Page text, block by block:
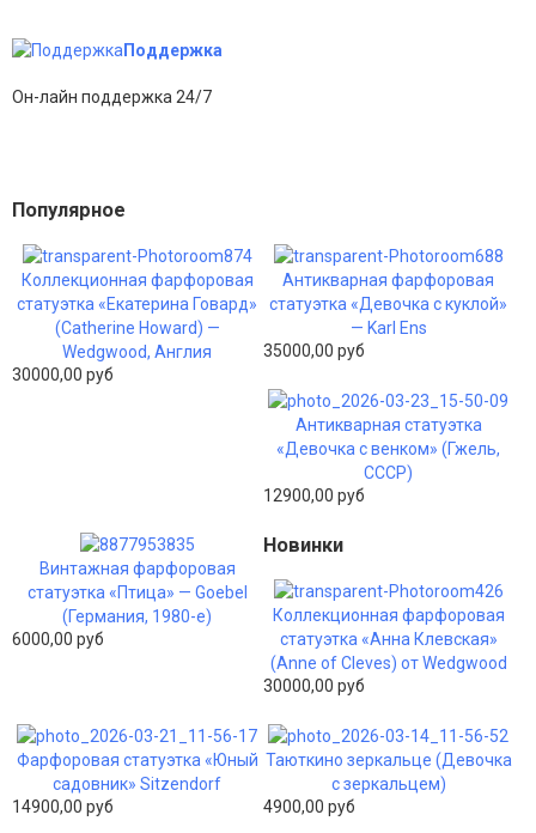
Поддержка
Он-лайн поддержка 24/7
Популярное
Коллекционная фарфоровая
статуэтка «Екатерина Говард»
(Catherine Howard) —
Wedgwood, Англия
30000,00 руб
Антикварная фарфоровая
статуэтка «Девочка с куклой»
— Karl Ens
35000,00 руб
Антикварная статуэтка
«Девочка с венком» (Гжель,
СССР)
12900,00 руб
Винтажная фарфоровая
статуэтка «Птица» — Goebel
(Германия, 1980-е)
6000,00 руб
Новинки
Коллекционная фарфоровая
статуэтка «Анна Клевская»
(Anne of Cleves) от Wedgwood
30000,00 руб
Фарфоровая статуэтка «Юный
садовник» Sitzendorf
14900,00 руб
Таюткино зеркальце (Девочка
с зеркальцем)
4900,00 руб